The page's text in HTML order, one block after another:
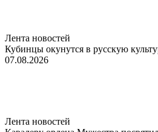
Лента новостей
Кубинцы окунутся в русскую
07.08.2026
Лента новостей